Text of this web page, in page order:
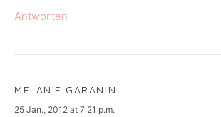
Antworten
MELANIE GARANIN
says:
25 Jan., 2012 at 7:21 p.m.